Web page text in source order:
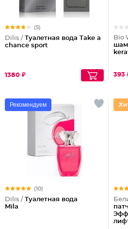
(5)
Dilis / Туалетная вода Take a
chance sport
1380 ₽
Bio
393
Рекомендуем
(10)
Dilis / Туалетная вода
Mila